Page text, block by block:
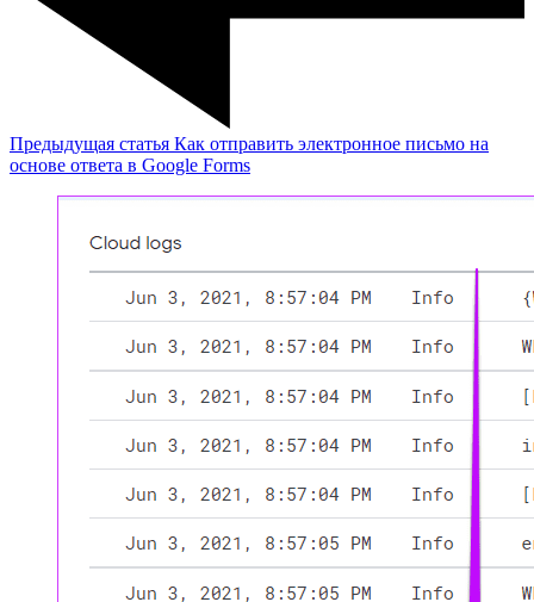
Предыдущая статья Как отправить электронное письмо на
основе ответа в Google Forms